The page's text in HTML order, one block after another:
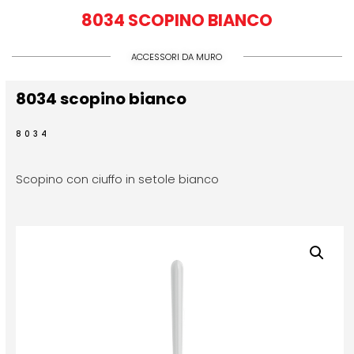
8034 SCOPINO BIANCO
ACCESSORI DA MURO
8034 scopino bianco
8034
Scopino con ciuffo in setole bianco